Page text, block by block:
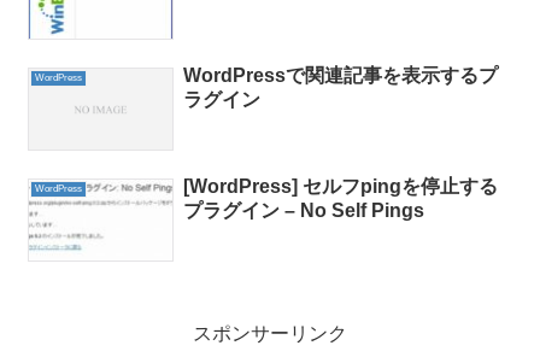
WordPress
WordPressで関連記事を表示するプ
ラグイン
WordPress
[WordPress] セルフpingを停止する
プラグイン – No Self Pings
スポンサーリンク